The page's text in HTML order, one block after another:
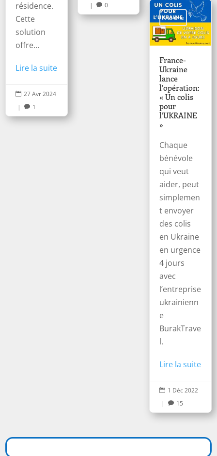
résidence.
Cette
solution
offre...
Lire la suite
 27 Avr 2024
|
 1
|
 0
A la une
France-
Ukraine
lance
l’opération:
« Un colis
pour
l’UKRAINE
»
Chaque
bénévole
qui veut
aider, peut
simplemen
t envoyer
des colis
en Ukraine
en urgence
4 jours
avec
l’entreprise
ukrainienn
e
BurakTrave
l.
Lire la suite
 1 Déc 2022
|
 15